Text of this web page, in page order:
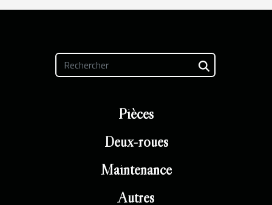
Pièces
Deux-roues
Maintenance
Autres